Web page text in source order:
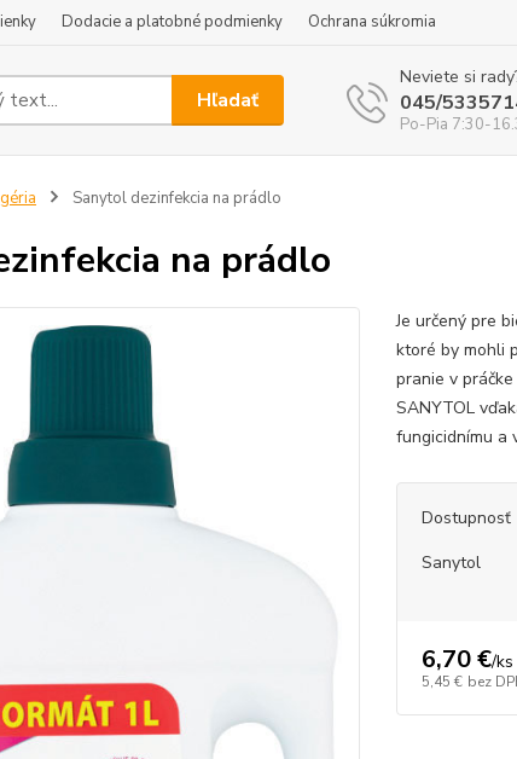
Dodacie a platobné podmienky Ochrana súkromia
Hľadať
Neviete si
045/
Po-Pia 7:30-
Sanytol dezinfekcia na prádlo
na prádlo
Je určený pre
ktoré by mohli
pranie v
SANYTOL
fungicidnímu a
Dostupnosť
Sanytol
6,70 €/ks
5,45 € bez